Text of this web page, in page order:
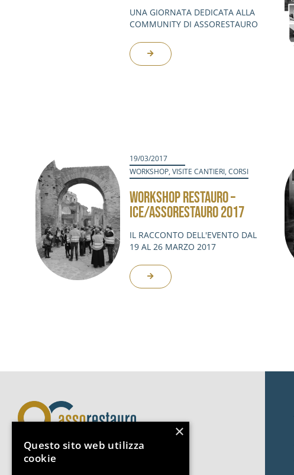
UNA GIORNATA DEDICATA ALLA
COMMUNITY DI ASSORESTAURO
19/03/2017
WORKSHOP, VISITE CANTIERI, CORSI
WORKSHOP RESTAURO –
ICE/ASSORESTAURO 2017
IL RACCONTO DELL'EVENTO DAL
19 AL 26 MARZO 2017
×
Questo sito web utilizza
cookie